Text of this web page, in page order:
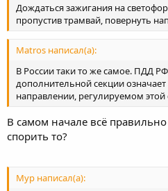
Дождаться зажигания на
пропустив трамвай, повернуть
Matros написал(а):
В России таки то же самое. ПДД
дополнительной секции
направлении, регулируемом этой
В самом начале всё
спорить то?
Мур написал(а):